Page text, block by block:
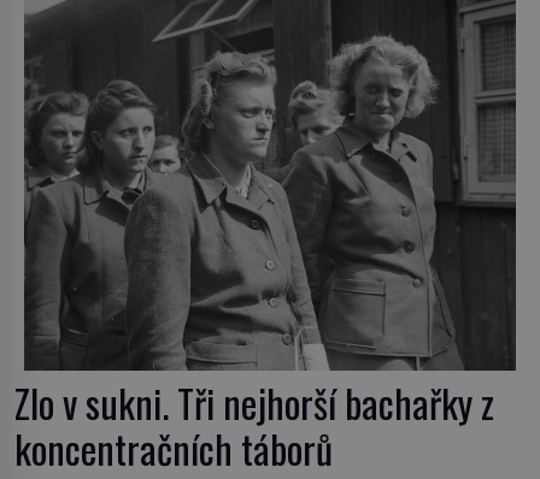
Zlo v sukni. Tři nejhorší bachařky z
koncentračních táborů